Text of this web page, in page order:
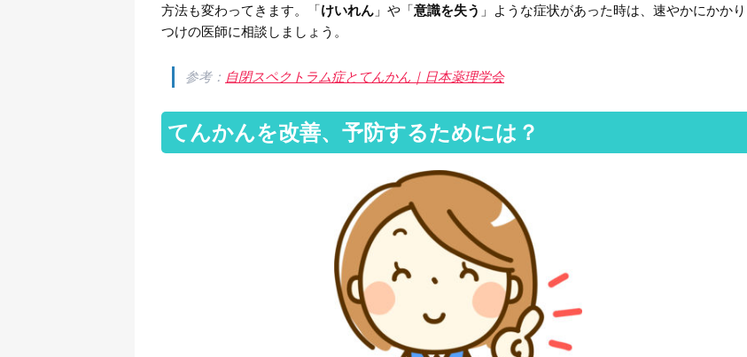
方法も変わってきます。「けいれん 」や「意識を失う 」ような症状があった時は、速やかにかかり
つけの医師に相談しましょう。
参考： 自閉スペクトラム症とてんかん｜日本薬理学会
てんかんを改善、予防するためには？